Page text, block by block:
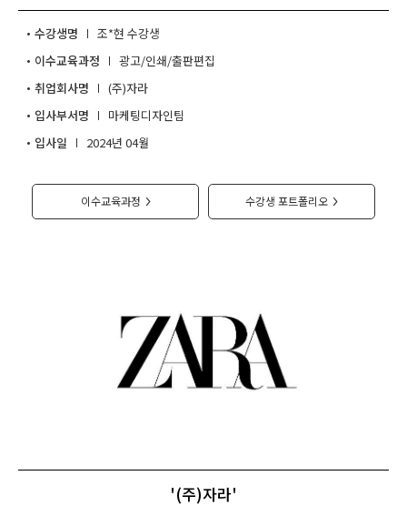
커뮤니티
취업지원센터
고객상담센터
수강생명
조*현
이수교육과정
광고/인쇄/출판편집
취업회사명
(주)자라
입사부서명
마케팅디자인팀
입사일
2024년 04월
이수교육과정 > 수강생 포트폴리오 >
'(주)자라'